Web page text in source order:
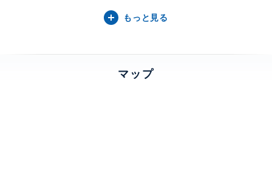
ローリング。ウォークインクローゼットあり。低層レジ
デンスならではの高級感。
2002年5月竣工、東急不動産分譲「アルスヴィルトレー
もっと見る
マップ